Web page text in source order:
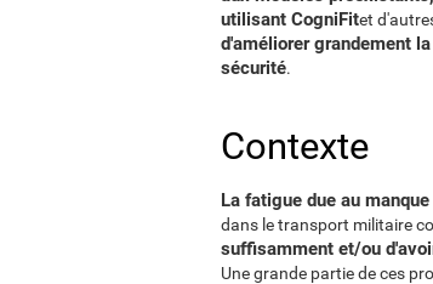
utilisant CogniFitet
d'améliorer grandement
sécurité.
Contexte
La fatigue due au
dans le transport militaire
suffisamment et/ou
Une grande partie de ces